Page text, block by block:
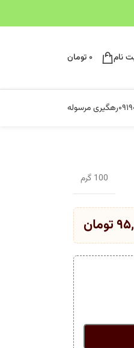
نام ۰ تومان
رهگیری مرسوله
100 گرم
تومان